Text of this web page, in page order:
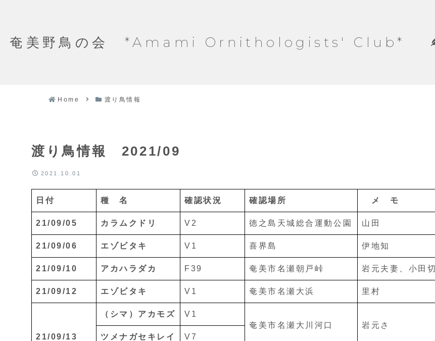
奄美野鳥の会 *Amami Ornithologists' Club*
Home 渡り鳥情報
渡り鳥情報 2021/09
2021.10.01
日付 種 名 確認状況 確認場所 メ モ
21/09/05 カラムクドリ V2 徳之島天城総合運動公園 山田
21/09/06 エゾビタキ V1 喜界島 伊地知
21/09/10 アカハラダカ F39 奄美市名瀬朝戸峠 岩元夫妻、小田切
21/09/12 エゾビタキ V1 奄美市名瀬大浜 里村
21/09/13
（シマ）アカモズ
V1
奄美市名瀬大川河口
岩元さ
ツメナガセキレイ
V7